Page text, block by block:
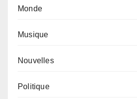
Monde
Musique
Nouvelles
Politique